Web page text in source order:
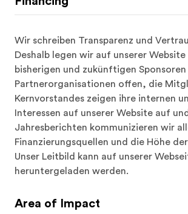
Wir schreiben Transparenz und
Deshalb legen wir auf unserer Website
bisherigen und zukünftigen Sponsoren
Partnerorganisationen offen, die
Kernvorstandes zeigen ihre internen
Interessen auf unserer Website auf
Jahresberichten kommunizieren wir
Finanzierungsquellen und die Höhe
Unser Leitbild kann auf unserer
heruntergeladen werden.
Area of Impact